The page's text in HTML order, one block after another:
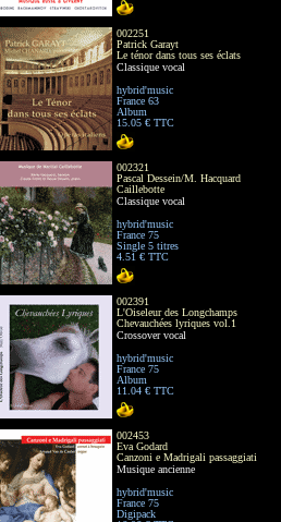
002251
Patrick Garayt
Le ténor dans tous ses éclats
Classique vocal
hybrid'music
France 63
Album
15.05 € TTC
002321
Pascal Dessein/M. Hacquard
Caillebotte
Classique vocal
hybrid'music
France 75
Single 5 titres
4.51 € TTC
002391
L'Oiseleur des Longchamps
Chevauchées lyriques vol.1
Crossover vocal
hybrid'music
France 75
Album
11.04 € TTC
002453
Eva Godard
Canzoni e Madrigali passaggiati
Musique ancienne
hybrid'music
France 75
Digipack